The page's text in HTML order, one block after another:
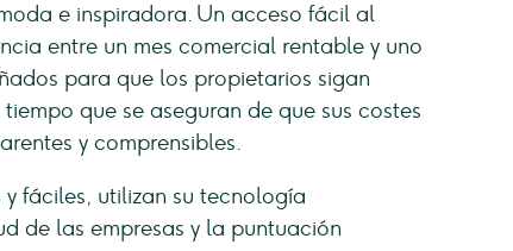
e inspiradora. Un acceso fácil al
entre un mes comercial rentable y uno
para que los propietarios sigan
que se aseguran de que sus costes
y comprensibles.
fáciles, utilizan su tecnología
de las empresas y la puntuación